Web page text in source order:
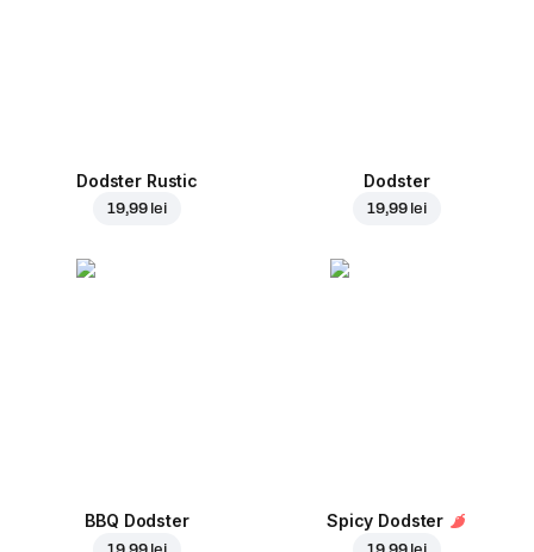
Dodster Rustic
19,99 lei
Dodster
19,99 lei
BBQ Dodster Spicy Dodster